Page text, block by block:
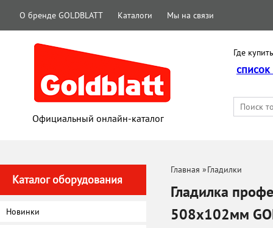
О бренде GOLDBLATT Каталоги Мы на связи
Официальный онлайн-каталог
Где
Каталог оборудования
Новинки
Главная »Гладилки
Гладилка
508х102мм